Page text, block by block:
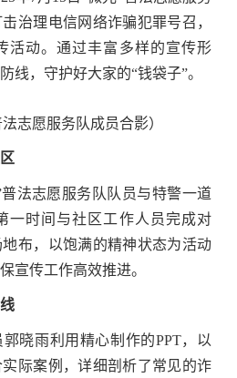
治理电信网络诈骗犯罪号召，
活动。通过丰富多样的宣传形
线，守护好大家的“钱袋子”。
法志愿服务队成员合影）
法志愿服务队队员与特警一道
一时间与社区工作人员完成对
布，以饱满的精神状态为活动
宣传工作高效推进。
晓雨利用精心制作的PPT，以
际案例，详细剖析了常见的诈